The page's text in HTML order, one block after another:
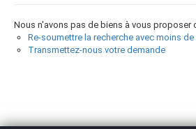
Nous n'avons pas de biens à vous
Re-soumettre la recherche avec moins
Transmettez-nous votre demande